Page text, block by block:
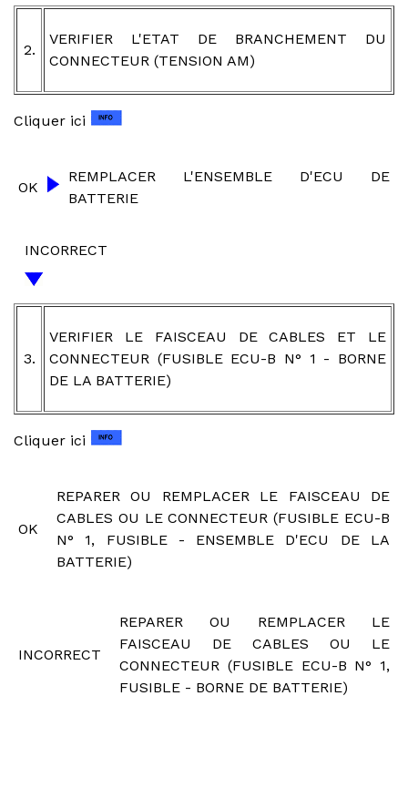
2.
VERIFIER L'ETAT DE BRANCHEMENT DU
CONNECTEUR (TENSION AM)
Cliquer ici
OK
REMPLACER L'ENSEMBLE D'ECU DE
BATTERIE
INCORRECT
3.
VERIFIER LE FAISCEAU DE CABLES ET LE
CONNECTEUR (FUSIBLE ECU-B N° 1 - BORNE
DE LA BATTERIE)
Cliquer ici
OK
REPARER OU REMPLACER LE FAISCEAU DE
CABLES OU LE CONNECTEUR (FUSIBLE ECU-B
N° 1, FUSIBLE - ENSEMBLE D'ECU DE LA
BATTERIE)
INCORRECT
REPARER OU REMPLACER LE
FAISCEAU DE CABLES OU LE
CONNECTEUR (FUSIBLE ECU-B N° 1,
FUSIBLE - BORNE DE BATTERIE)